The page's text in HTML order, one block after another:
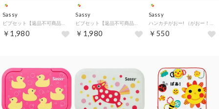
Sassy
￥1,980
Sassy
￥1,980
Sassy
￥550